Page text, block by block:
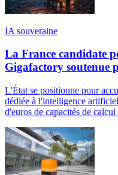
IA souveraine
La France candidate
Gigafactory soutenue
L'État se positionne pour
dédiée à l'intelligence
d'euros de capacités de